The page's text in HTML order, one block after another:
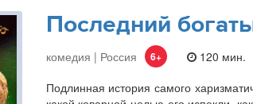
Последний
комедия | Россия 6+
120 мин.
Подлинная история самого